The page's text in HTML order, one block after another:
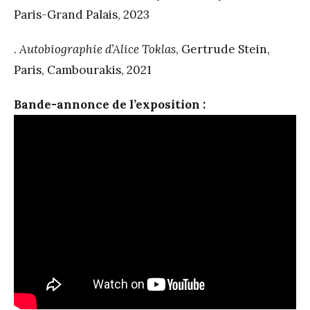
Paris-Grand Palais, 2023
.Autobiographie d’Alice Toklas, Gertrude Stein,
Paris, Cambourakis, 2021
Bande-annonce de l’exposition :